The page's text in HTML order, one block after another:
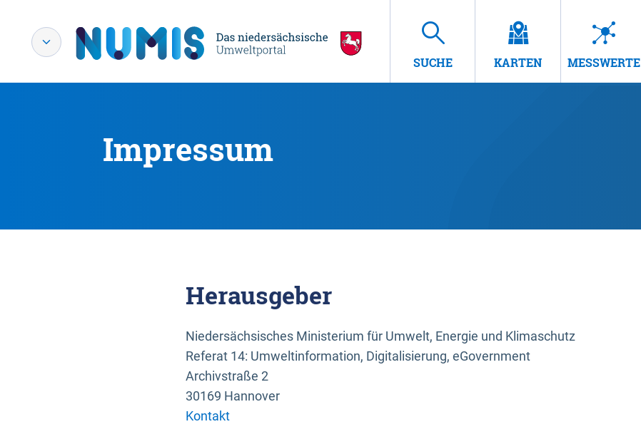
SUCHE KARTEN MESSWERTE
Impressum
Herausgeber
Niedersächsisches Ministerium für Umwelt, Energie und Klimaschutz
Referat 14: Umweltinformation, Digitalisierung, eGovernment
Archivstraße 2
30169 Hannover
Kontakt